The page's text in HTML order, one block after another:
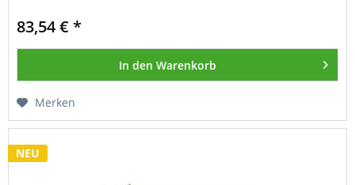
83,54 € *
In den Warenkorb
Merken
NEU